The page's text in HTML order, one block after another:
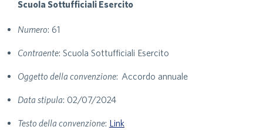
Scuola Sottufficiali Esercito
Numero: 61
Contraente: Scuola Sottufficiali Esercito
Oggetto della convenzione: Accordo annuale
Data stipula: 02/07/2024
Testo della convenzione: Link